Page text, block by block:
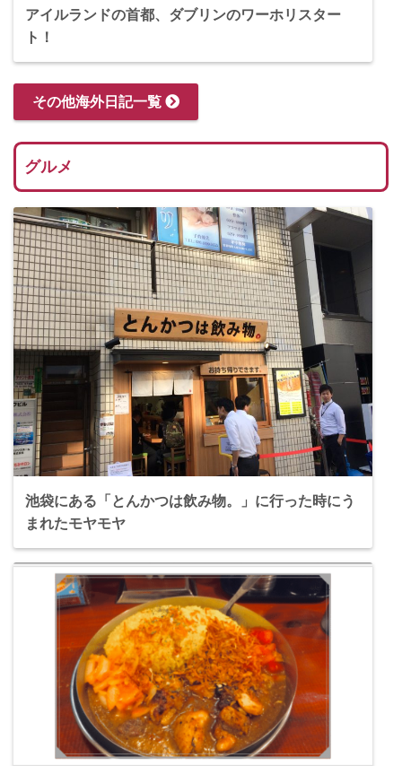
アイルランドの首都、ダブリンのワーホリスター
ト！
その他海外日記一覧
グルメ
池袋にある「とんかつは飲み物。」に行った時にう
まれたモヤモヤ